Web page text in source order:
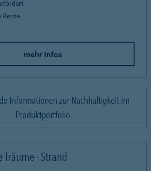
Rente
mehr Infos
Informationen zur Nachhaltigkeit im
Produktportfolio
- Strand